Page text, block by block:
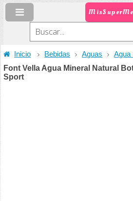
Inicio Bebidas Aguas Agua
Font Vella Agua Mineral Natural
Sport